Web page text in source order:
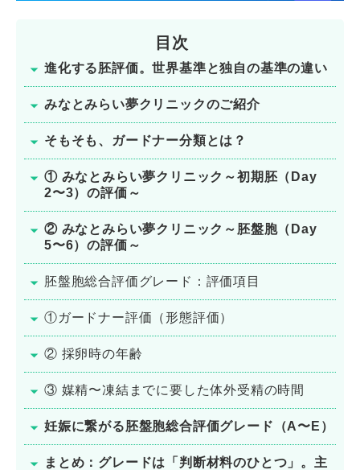
目次
進化する胚評価。世界基準と独自の基準の違い
みなとみらい夢クリニックのご紹介
そもそも、ガードナー分類とは？
① みなとみらい夢クリニック～初期胚（Day
2〜3）の評価～
② みなとみらい夢クリニック～胚盤胞（Day
5〜6）の評価～
胚盤胞総合評価グレード：評価項目
①ガードナー評価（形態評価）
② 採卵時の年齢
③ 媒精〜凍結までに要した体外受精の時間
妊娠に繋がる胚盤胞総合評価グレード（A〜E）
まとめ：グレードは「判断材料のひとつ」。主